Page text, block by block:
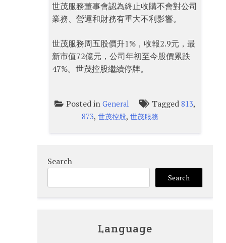
世茂服務董事會認為終止收購不會對公司
業務、營運和財務有重大不利影響。
世茂服務周五股價升1%，收報2.9元，最
新市值72億元，公司年初至今股價累跌
47%。世茂控股繼續停牌。
Posted inGeneral Tagged813,
873,世茂控股,世茂服務
Search
Search
Language